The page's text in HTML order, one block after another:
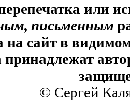
или
письменным
на сайт в
принадлежат
© Сергей